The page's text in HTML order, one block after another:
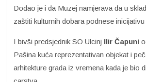
Dodao je i da Muzej namjerava da u
zaštiti kulturnih dobara podnese
I bivši predsjednik SO Ulcinj Ilir Čapuni
Pašina kuća reprezentativan objekat i
arhitekture grada iz vremena kada je bio